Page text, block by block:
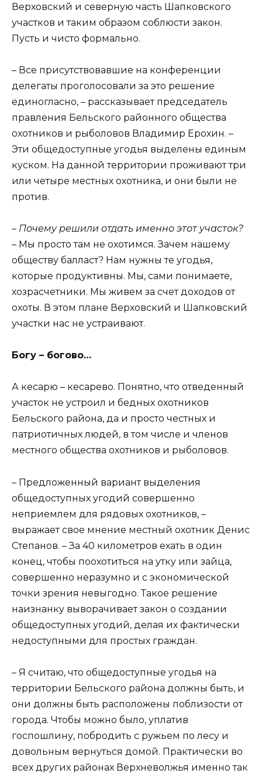
Верховский и северную часть Шапковского
участков и таким образом соблюсти закон.
Пусть и чисто формально.
– Все присутствовавшие на конференции
делегаты проголосовали за это решение
единогласно, – рассказывает председатель
правления Бельского районного общества
охотников и рыболовов Владимир Ерохин. –
Эти общедоступные угодья выделены единым
куском. На данной территории проживают три
или четыре местных охотника, и они были не
против.
– Почему решили отдать именно этот участок?
– Мы просто там не охотимся. Зачем нашему
обществу балласт? Нам нужны те угодья,
которые продуктивны. Мы, сами понимаете,
хозрасчетники. Мы живем за счет доходов от
охоты. В этом плане Верховский и Шапковский
участки нас не устраивают.
Богу – богово…
А кесарю – кесарево. Понятно, что отведенный
участок не устроил и бедных охотников
Бельского района, да и просто честных и
патриотичных людей, в том числе и членов
местного общества охотников и рыболовов.
– Предложенный вариант выделения
общедоступных угодий совершенно
неприемлем для рядовых охотников, –
выражает свое мнение местный охотник Денис
Степанов. – За 40 километров ехать в один
конец, чтобы поохотиться на утку или зайца,
совершенно неразумно и с экономической
точки зрения невыгодно. Такое решение
наизнанку выворачивает закон о создании
общедоступных угодий, делая их фактически
недоступными для простых граждан.
– Я считаю, что общедоступные угодья на
территории Бельского района должны быть, и
они должны быть расположены поблизости от
города. Чтобы можно было, уплатив
госпошлину, побродить с ружьем по лесу и
довольным вернуться домой. Практически во
всех других районах Верхневолжья именно так